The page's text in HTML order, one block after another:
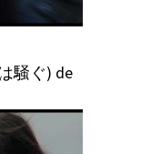
騒ぐ) de